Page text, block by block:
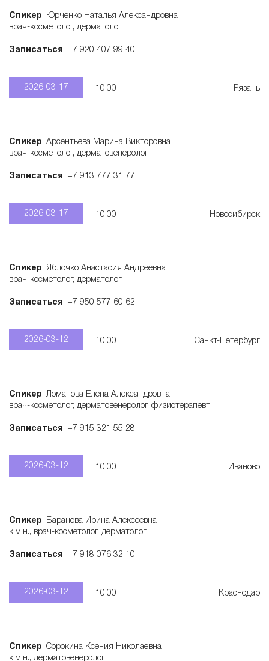
Спикер: Юрченко Наталья Александровна
врач-косметолог, дерматолог
Записаться: +7 920 407 99 40
2026-03-17 10:00 Рязань
Спикер: Арсентьева Марина Викторовна
врач-косметолог, дерматовенеролог
Записаться: +7 913 777 31 77
2026-03-17 10:00 Новосибирск
Спикер: Яблочко Анастасия Андреевна
врач-косметолог, дерматолог
Записаться: +7 950 577 60 62
2026-03-12 10:00 Санкт-Петербург
Спикер: Ломанова Елена Александровна
врач-косметолог, дерматовенеролог, физиотерапевт
Записаться: +7 915 321 55 28
2026-03-12 10:00 Иваново
Спикер: Баранова Ирина Алексеевна
к.м.н., врач-косметолог, дерматолог
Записаться: +7 918 076 32 10
2026-03-12 10:00 Краснодар
Спикер: Сорокина Ксения Николаевна
к.м.н., дерматовенеролог